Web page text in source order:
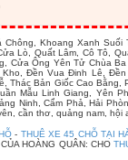
Khoang Xanh Suối
Lò, Quất Lâm, Cô Tô,
Cửa Ông Yên Tử Chùa
Đền Vua Đinh Lê,
Bản Giốc Cao Bằng,
Mẫu Linh Giang, Yên
Ninh, Cẩm Phả, Hải
cần thơ, quảng nam, hội
- THUÊ XE 45 CHỖ TẠI
HOÀNG QUÂN: CHO